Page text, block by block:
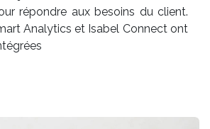
répondre aux besoins du client.
Analytics et Isabel Connect ont